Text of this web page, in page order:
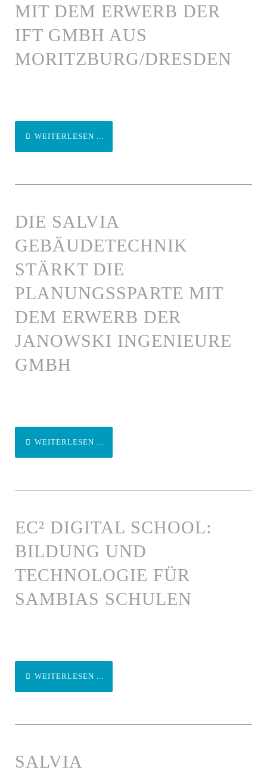
MIT DEM ERWERB DER
IFT GMBH AUS
MORITZBURG/DRESDEN
WEITERLESEN ...
DIE SALVIA
GEBÄUDETECHNIK
STÄRKT DIE
PLANUNGSSPARTE MIT
DEM ERWERB DER
JANOWSKI INGENIEURE
GMBH
WEITERLESEN ...
EC² DIGITAL SCHOOL:
BILDUNG UND
TECHNOLOGIE FÜR
SAMBIAS SCHULEN
WEITERLESEN ...
SALVIA